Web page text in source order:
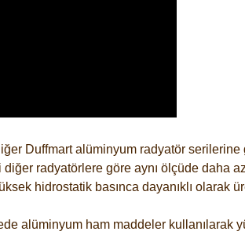
Duffmart alüminyum radyatör
radyatörlere göre aynı ölçüde daha
hidrostatik basınca dayanıklı
alüminyum ham maddeler kullanılarak